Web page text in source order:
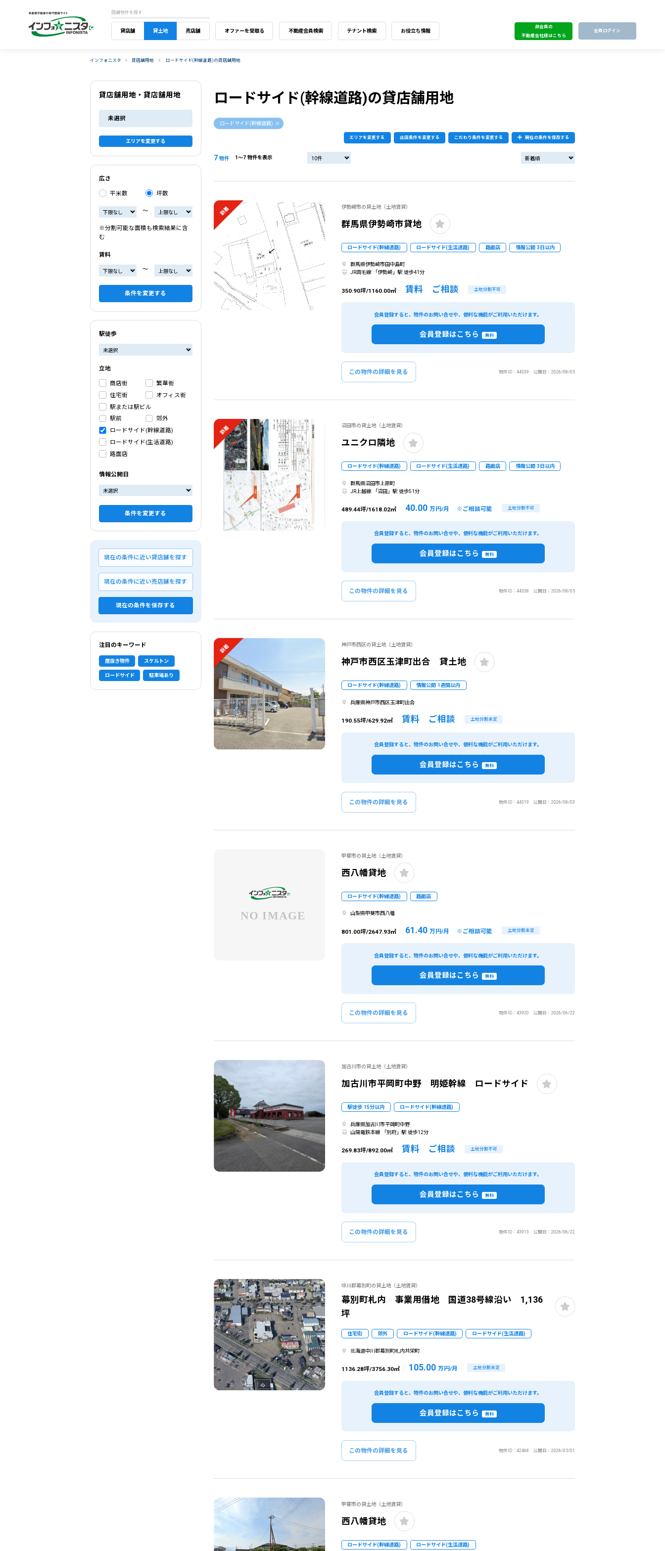
店舗物件を探す
貸店舗 貸土地 売店舗 オファーを受取る 不動産会員検索 テナント検索 お役立ち情報
非会員の
不動産会社様はこちら
会員ログイン
インフォニスタ 貸店舗用地 ロードサイド(幹線道路)の貸店舗用地
ロードサイド(幹線道路)の貸店舗用地
ロードサイド(幹線道路)
エリアを変更する 出店条件を変更する こだわり条件を変更する 現在の条件を保存する
7 物件 1〜7 物件を表示
新着 伊勢崎市の貸土地（土地賃貸）
群馬県伊勢崎市貸地
ロードサイド(幹線道路) ロードサイド(生活道路) 路面店 情報公開 3日以内
群馬県伊勢崎市田中島町
JR両毛線 「伊勢崎」駅 徒歩41分
350.90坪/1160.00㎡ 賃料 ご相談 土地分割不可
会員登録すると、物件のお問い合せや、便利な機能がご利用いただけます。
会員登録はこちら 無料
物件ID：44339 公開日：2026/08/05
この物件の詳細を見る
新着 沼田市の貸土地（土地賃貸）
ユニクロ隣地
ロードサイド(幹線道路) ロードサイド(生活道路) 路面店 情報公開 3日以内
群馬県沼田市上原町
JR上越線 「沼田」駅 徒歩51分
489.44坪/1618.02㎡ 40.00万円/月 ※ご相談可能 土地分割不可
会員登録すると、物件のお問い合せや、便利な機能がご利用いただけます。
会員登録はこちら 無料
物件ID：44338 公開日：2026/08/05
この物件の詳細を見る
新着 神戸市西区の貸土地（土地賃貸）
神戸市西区玉津町出合 貸土地
ロードサイド(幹線道路) 情報公開 1週間以内
兵庫県神戸市西区玉津町出合
190.55坪/629.92㎡ 賃料 ご相談 土地分割未定
会員登録すると、物件のお問い合せや、便利な機能がご利用いただけます。
会員登録はこちら 無料
物件ID：44319 公開日：2026/08/03
この物件の詳細を見る
甲斐市の貸土地（土地賃貸）
西八幡貸地
ロードサイド(幹線道路) 路面店
山梨県甲斐市西八幡
801.00坪/2647.93㎡ 61.40万円/月 ※ご相談可能 土地分割未定
会員登録すると、物件のお問い合せや、便利な機能がご利用いただけます。
会員登録はこちら 無料
物件ID：43920 公開日：2026/06/22
この物件の詳細を見る
加古川市の貸土地（土地賃貸）
加古川市平岡町中野 明姫幹線 ロードサイド
駅徒歩 15分以内 ロードサイド(幹線道路)
兵庫県加古川市平岡町中野
山陽電鉄本線 「別府」駅 徒歩12分
269.83坪/892.00㎡ 賃料 ご相談 土地分割不可
会員登録すると、物件のお問い合せや、便利な機能がご利用いただけます。
会員登録はこちら 無料
物件ID：43913 公開日：2026/06/22
この物件の詳細を見る
中川郡幕別町の貸土地（土地賃貸）
幕別町札内 事業用借地 国道38号線沿い 1,136
坪
住宅街 郊外 ロードサイド(幹線道路) ロードサイド(生活道路)
北海道中川郡幕別町札内共栄町
1136.28坪/3756.30㎡ 105.00万円/月 土地分割未定
会員登録すると、物件のお問い合せや、便利な機能がご利用いただけます。
会員登録はこちら 無料
物件ID：42468 公開日：2026/05/01
この物件の詳細を見る
甲斐市の貸土地（土地賃貸）
西八幡貸地
ロードサイド(幹線道路) ロードサイド(生活道路)
貸店舗用地・貸店舗用地
未選択
エリアを変更する
広さ
平米数 坪数
〜
※分割可能な面積も検索結果に含
む
賃料
〜
条件を変更する
駅徒歩
立地
商店街
繁華街
住宅街
オフィス街
駅または駅ビル
駅前
郊外
ロードサイド(幹線道路)
ロードサイド(生活道路)
路面店
情報公開日
条件を変更する
現在の条件に近い貸店舗を探す
現在の条件に近い売店舗を探す
現在の条件を保存する
注目のキーワード
居抜き物件 スケルトン
ロードサイド 駐車場あり
閉じる
エリア 出店条件
この条件で検索
駅選択の場合は路線ごとに該当するものを全て選択してください。（例：「JR山手線 新宿駅」と「小田急線 新宿駅」では検索結果が異なる場合があります。）